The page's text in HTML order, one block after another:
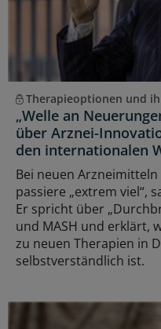
Therapieoptionen und
„Welle an
über Arznei-
den internationalen
Bei neuen
passiere „extrem viel“,
Er spricht über
und MASH und erklärt,
zu neuen Therapien in
selbstverständlich ist.